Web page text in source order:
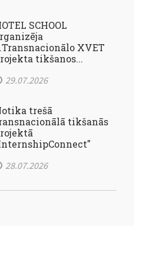
SCHOOL
XVET
tikšanos...
29.07.2026
trešā
tikšanās
28.07.2026